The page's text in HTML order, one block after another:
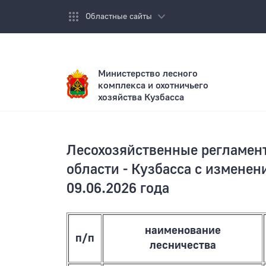
Областные сайты
Министерство лесного
комплекса и охотничьего
хозяйства Кузбасса
Охрана и
Правовые
Личный
Лесохозяйственные
области - Кузбасса с
09.06.2026 года
п/п
наименование
лесничества